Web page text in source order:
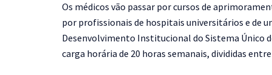
Os médicos vão passar por cursos de
por profissionais de hospitais universitários e de
Desenvolvimento Institucional do Sistema Único
carga horária de 20 horas semanais, divididas